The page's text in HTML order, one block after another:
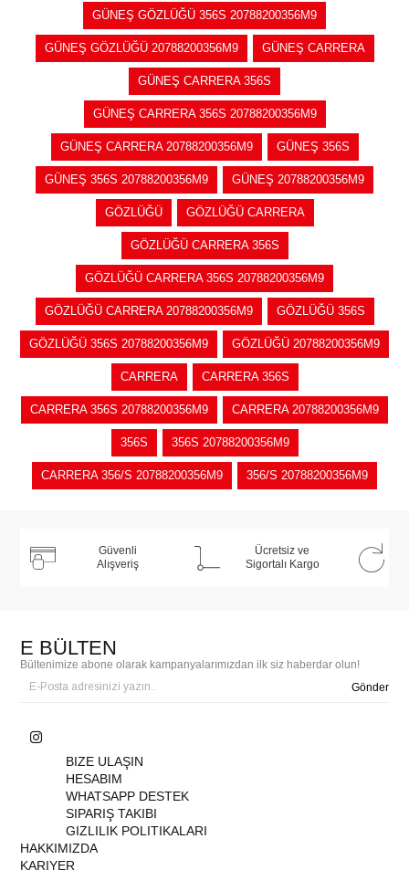
GÜNEŞ GÖZLÜĞÜ 356S 20788200356M9
GÜNEŞ GÖZLÜĞÜ 20788200356M9 GÜNEŞ CARRERA
GÜNEŞ CARRERA 356S
GÜNEŞ CARRERA 356S 20788200356M9
GÜNEŞ CARRERA 20788200356M9 GÜNEŞ 356S
GÜNEŞ 356S 20788200356M9 GÜNEŞ 20788200356M9
GÖZLÜĞÜ GÖZLÜĞÜ CARRERA
GÖZLÜĞÜ CARRERA 356S
GÖZLÜĞÜ CARRERA 356S 20788200356M9
GÖZLÜĞÜ CARRERA 20788200356M9 GÖZLÜĞÜ 356S
GÖZLÜĞÜ 356S 20788200356M9 GÖZLÜĞÜ 20788200356M9
CARRERA CARRERA 356S
CARRERA 356S 20788200356M9 CARRERA 20788200356M9
356S 356S 20788200356M9
CARRERA 356/S 20788200356M9 356/S 20788200356M9
Güvenli
Alışveriş
Ücretsiz ve
Sigortalı Kargo
E BÜLTEN
Bültenimize abone olarak kampanyalarımızdan ilk siz haberdar olun!
Gönder
BIZE ULAŞIN
HESABIM
WHATSAPP DESTEK
SIPARIŞ TAKIBI
GIZLILIK POLITIKALARI
HAKKIMIZDA
KARIYER